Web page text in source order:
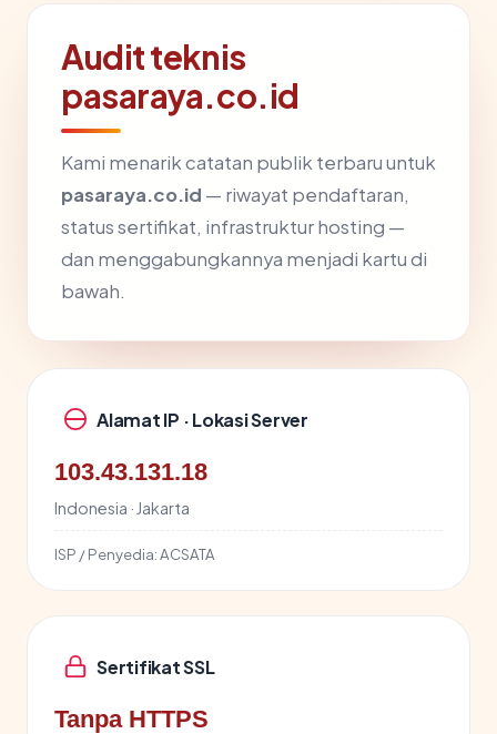
Audit teknis
pasaraya.co.id
Kami menarik catatan publik terbaru untuk
pasaraya.co.id — riwayat pendaftaran,
status sertifikat, infrastruktur hosting —
dan menggabungkannya menjadi kartu di
bawah.
Alamat IP · Lokasi Server
103.43.131.18
Indonesia · Jakarta
ISP / Penyedia:ACSATA
Sertifikat SSL
Tanpa HTTPS